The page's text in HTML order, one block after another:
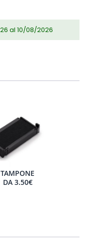
al 10/08/2026
TAMPONE
DA 3.50€